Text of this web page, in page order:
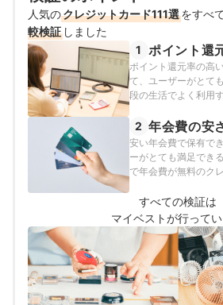
人気のクレジットカード111選をすべ
較検証 しました
1 ポイント還
ポイント還元率の高
て、ユーザーがとて
段の生活でよく利用
レジットカードの検
7月20日時点の情報
います。
2 年会費の安
安い年会費で保有で
ーがとても満足でき
で年会費が無料のク
2026年7月20日時点
こなっています。
すべての検証は
マイベストが行って